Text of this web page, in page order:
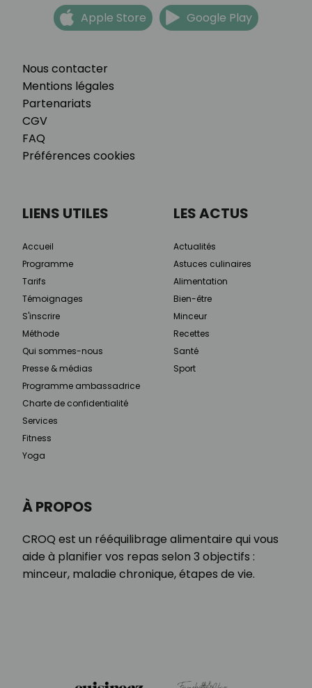
Nous contacter
Mentions légales
Partenariats
CGV
FAQ
Préférences cookies
Apple Store Google Play
À PROPOS
CROQ est un rééquilibrage alimentaire qui vous
aide à planifier vos repas selon 3 objectifs :
minceur, maladie chronique, étapes de vie.
LIENS UTILES
Accueil
Programme
Tarifs
Témoignages
S'inscrire
Méthode
Qui sommes-nous
Presse & médias
Programme ambassadrice
Charte de confidentialité
Services
Fitness
Yoga
LES ACTUS
Actualités
Astuces culinaires
Alimentation
Bien-être
Minceur
Recettes
Santé
Sport